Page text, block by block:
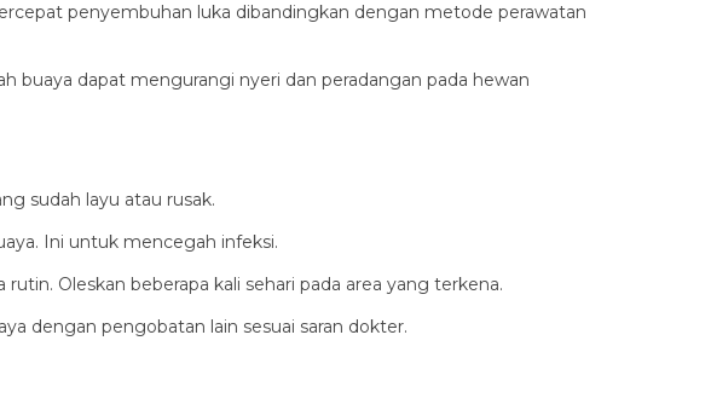
penyembuhan luka dibandingkan dengan metode perawatan
buaya dapat mengurangi nyeri dan peradangan pada hewan
sudah layu atau rusak.
Ini untuk mencegah infeksi.
Oleskan beberapa kali sehari pada area yang terkena.
dengan pengobatan lain sesuai saran dokter.